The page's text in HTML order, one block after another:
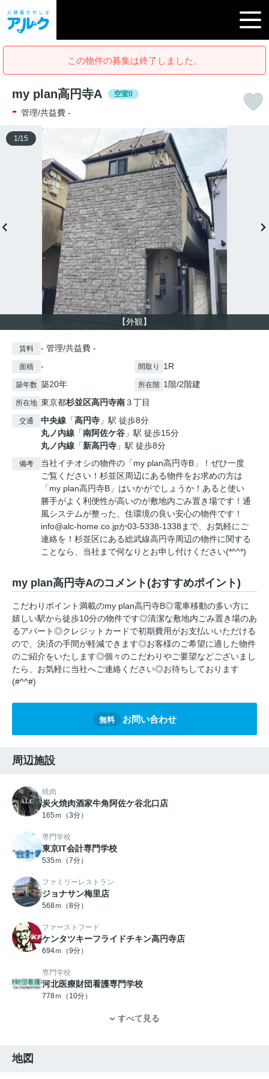
この物件の募集は終了しました。
my plan高円寺A 空室0
- 管理/共益費 -
【外観】
1 /15
賃料 - 管理/共益費 -
面積 - 間取り 1R
築年数 築20年 所在階 1階/2階建
所在地 東京都杉並区高円寺南３丁目
交通 中央線 「高円寺 」駅 徒歩8分
丸ノ内線 「南阿佐ケ谷 」駅 徒歩15分
丸ノ内線 「新高円寺 」駅 徒歩8分
備考
当社イチオシの物件の「my plan高円寺B」！ぜひ一度
ご覧ください！杉並区周辺にある物件をお求めの方は
「my plan高円寺B」はいかがでしょうか！あると使い
勝手がよく利便性が高いのが敷地内ごみ置き場です！通
風システムが整った、住環境の良い安心の物件です！
info@alc-home.co.jpか03-5338-1338まで、お気軽にご
連絡を！杉並区にある総武線高円寺周辺の物件に関する
ことなら、当社まで何なりとお申し付けください(*^^*)
my plan高円寺Aのコメント(おすすめポイント)
こだわりポイント満載のmy plan高円寺B◎電車移動の多い方に
嬉しい駅から徒歩10分の物件です◎清潔な敷地内ごみ置き場のあ
るアパート◎クレジットカードで初期費用がお支払いいただける
ので、決済の手間が軽減できます◎お客様のご希望に適した物件
のご紹介をいたします◎個々のこだわりやご要望などございまし
たら、お気軽に当社へご連絡ください◎お待ちしております
(#^^#)
無料 お問い合わせ
周辺施設
焼肉
炭火焼肉酒家牛角阿佐ケ谷北口店
165ｍ（3分）
専門学校
東京IT会計専門学校
535ｍ（7分）
ファミリーレストラン
ジョナサン梅里店
568ｍ（8分）
ファーストフード
ケンタツキーフライドチキン高円寺店
694ｍ（9分）
専門学校
河北医療財団看護専門学校
778ｍ（10分）
すべて見る
地図